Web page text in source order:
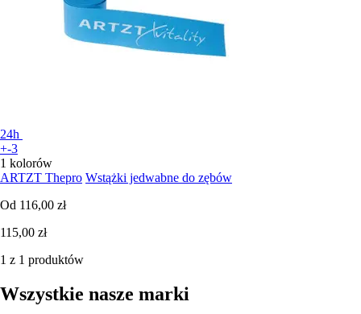
24h
+-3
1 kolorów
ARTZT Thepro Wstążki jedwabne do zębów
Od 116,00 zł
115,00 zł
1 z 1 produktów
Wszystkie nasze marki